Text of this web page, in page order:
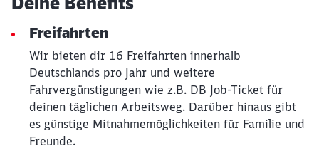
Freifahrten
Wir bieten dir 16 Freifahrten innerhalb
Deutschlands pro Jahr und weitere
Fahrvergünstigungen wie z.B. DB Job-Ticket für
deinen täglichen Arbeitsweg. Darüber hinaus gibt
es günstige Mitnahmemöglichkeiten für Familie und
Freunde.